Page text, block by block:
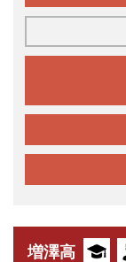
増澤高